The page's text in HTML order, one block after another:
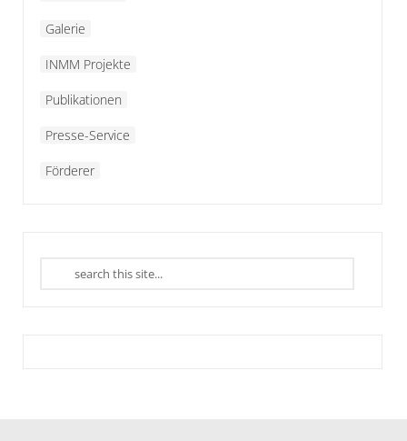
Galerie
INMM Projekte
Publikationen
Presse-Service
Förderer